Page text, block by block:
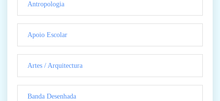
Antropologia
Apoio Escolar
Artes / Arquitectura
Banda Desenhada